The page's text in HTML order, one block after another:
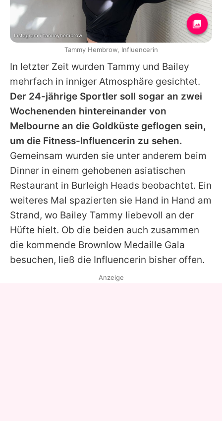
In letzter Zeit wurden Tammy und Bailey
mehrfach in inniger Atmosphäre gesichtet.
Der 24-jährige Sportler soll sogar an zwei
Wochenenden hintereinander von
Melbourne an die Goldküste geflogen sein,
um die Fitness-Influencerin zu sehen.
Gemeinsam wurden sie unter anderem beim
Dinner in einem gehobenen asiatischen
Restaurant in Burleigh Heads beobachtet. Ein
weiteres Mal spazierten sie Hand in Hand am
Strand, wo Bailey Tammy liebevoll an der
Hüfte hielt. Ob die beiden auch zusammen
die kommende Brownlow Medaille Gala
besuchen, ließ die Influencerin bisher offen.
Instagram / tammyhembrow
Tammy Hembrow, Influencerin
Anzeige